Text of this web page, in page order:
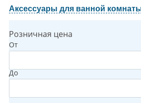
Аксессуары для ванной
Розничная цена
От
До